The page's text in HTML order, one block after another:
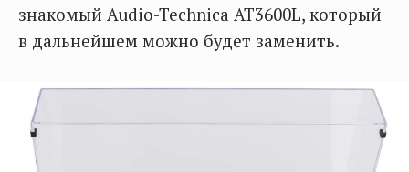
знакомый Audio-Technica AT3600L, который
в дальнейшем можно будет заменить.